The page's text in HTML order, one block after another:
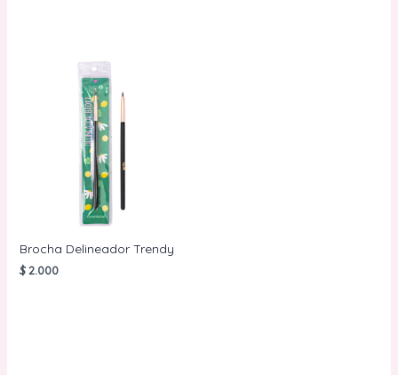
Brocha Delineador Trendy
$2.000